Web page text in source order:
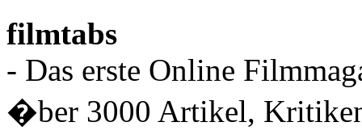
filmtabs
- Das erste Online
�ber 3000 Artikel,